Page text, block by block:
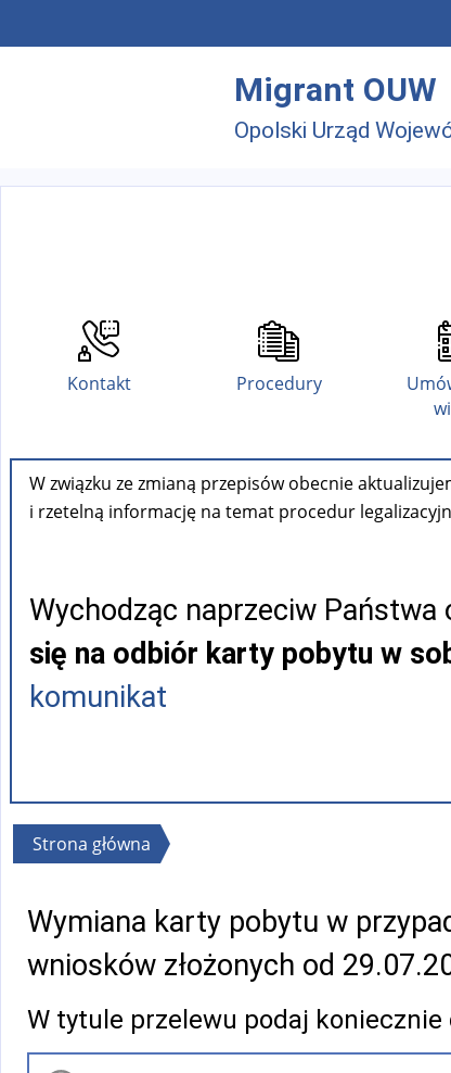
Migrant OUW
Opolski Urząd
Kontakt Procedury
W związku ze zmianą przepisów obecnie
i rzetelną informację na temat procedur
Wychodząc naprzeciw
się na odbiór karty pobytu w
komunikat
Jesteś
Strona główna
Wymiana karty pobytu w
wniosków złożonych od
W tytule przelewu podaj